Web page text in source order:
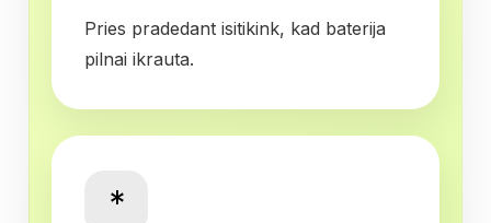
Pries pradedant isitikink, kad baterija
pilnai ikrauta.
*